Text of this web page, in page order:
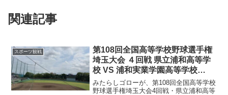
関連記事
スポーツ観戦
第108回全国高等学校野球選手権
埼玉大会 ４回戦 県立浦和高等学
校 VS 浦和実業学園高等学校
2026年7月18日＠アイル・スタジ
アム浦和
みたらしゴローが、第108回全国高等学校
野球選手権埼玉大会4回戦・県立浦和高等